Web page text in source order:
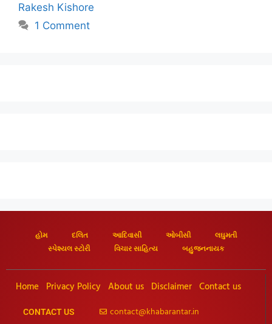
Rakesh Kishore
1 Comment
હોમ દલિત આદિવાસી ઓબીસી
લઘુમતી
સ્પેશ્યલ સ્ટોરી
વિચાર સાહિત્ય બહુજનનાયક
Home Privacy Policy About us Disclaimer Contact us
CONTACT US contact@khabarantar.in